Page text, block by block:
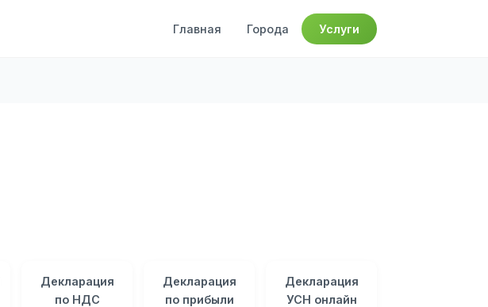
Главная Города Услуги
Декларация
по НДС
Декларация
по прибыли
Декларация
УСН онлайн